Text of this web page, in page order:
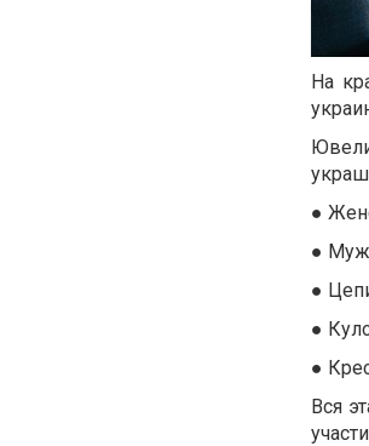
На
●
●
●
●
●
Вся